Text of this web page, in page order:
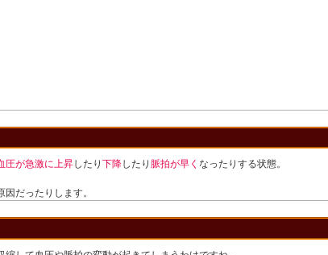
圧が急激に上昇したり 下降したり 脈拍が早く なったりする状態。
だったりします。